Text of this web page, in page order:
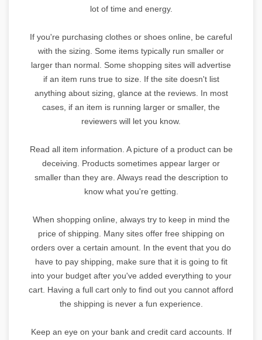
lot of time and energy.
If you're purchasing clothes or shoes online, be careful
with the sizing. Some items typically run smaller or
larger than normal. Some shopping sites will advertise
if an item runs true to size. If the site doesn't list
anything about sizing, glance at the reviews. In most
cases, if an item is running larger or smaller, the
reviewers will let you know.
Read all item information. A picture of a product can be
deceiving. Products sometimes appear larger or
smaller than they are. Always read the description to
know what you're getting.
When shopping online, always try to keep in mind the
price of shipping. Many sites offer free shipping on
orders over a certain amount. In the event that you do
have to pay shipping, make sure that it is going to fit
into your budget after you've added everything to your
cart. Having a full cart only to find out you cannot afford
the shipping is never a fun experience.
Keep an eye on your bank and credit card accounts. If